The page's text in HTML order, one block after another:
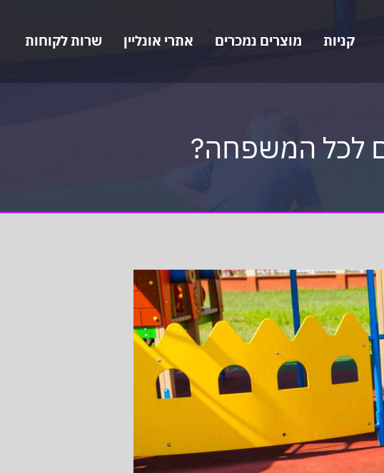
קניות מוצרים נמכרים אתרי אונליין שרות לקוחות
לכל המשפחה?